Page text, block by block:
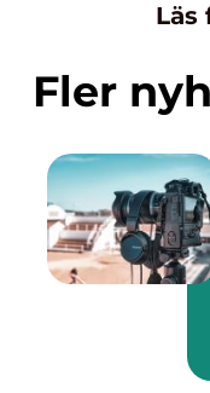
Läs
Fler